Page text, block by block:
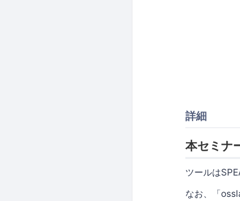
詳細
本セミナ
ツールは
なお、「